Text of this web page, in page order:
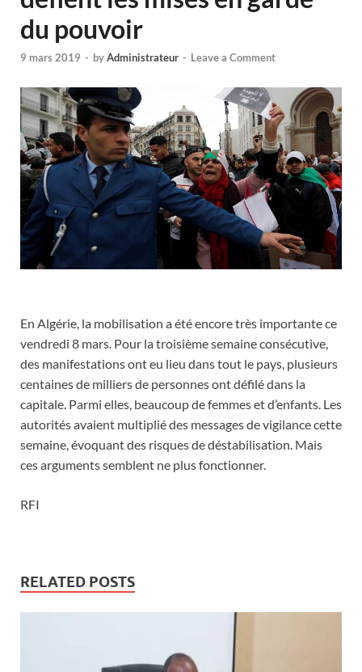
du pouvoir
9 mars 2019 - byAdministrateur - Leave a Comment
En Algérie, la mobilisation a été encore très importante ce
vendredi 8 mars. Pour la troisième semaine consécutive,
des manifestations ont eu lieu dans tout le pays, plusieurs
centaines de milliers de personnes ont défilé dans la
capitale. Parmi elles, beaucoup de femmes et d’enfants. Les
autorités avaient multiplié des messages de vigilance cette
semaine, évoquant des risques de déstabilisation. Mais
ces arguments semblent ne plus fonctionner.
RFI
RELATED POSTS